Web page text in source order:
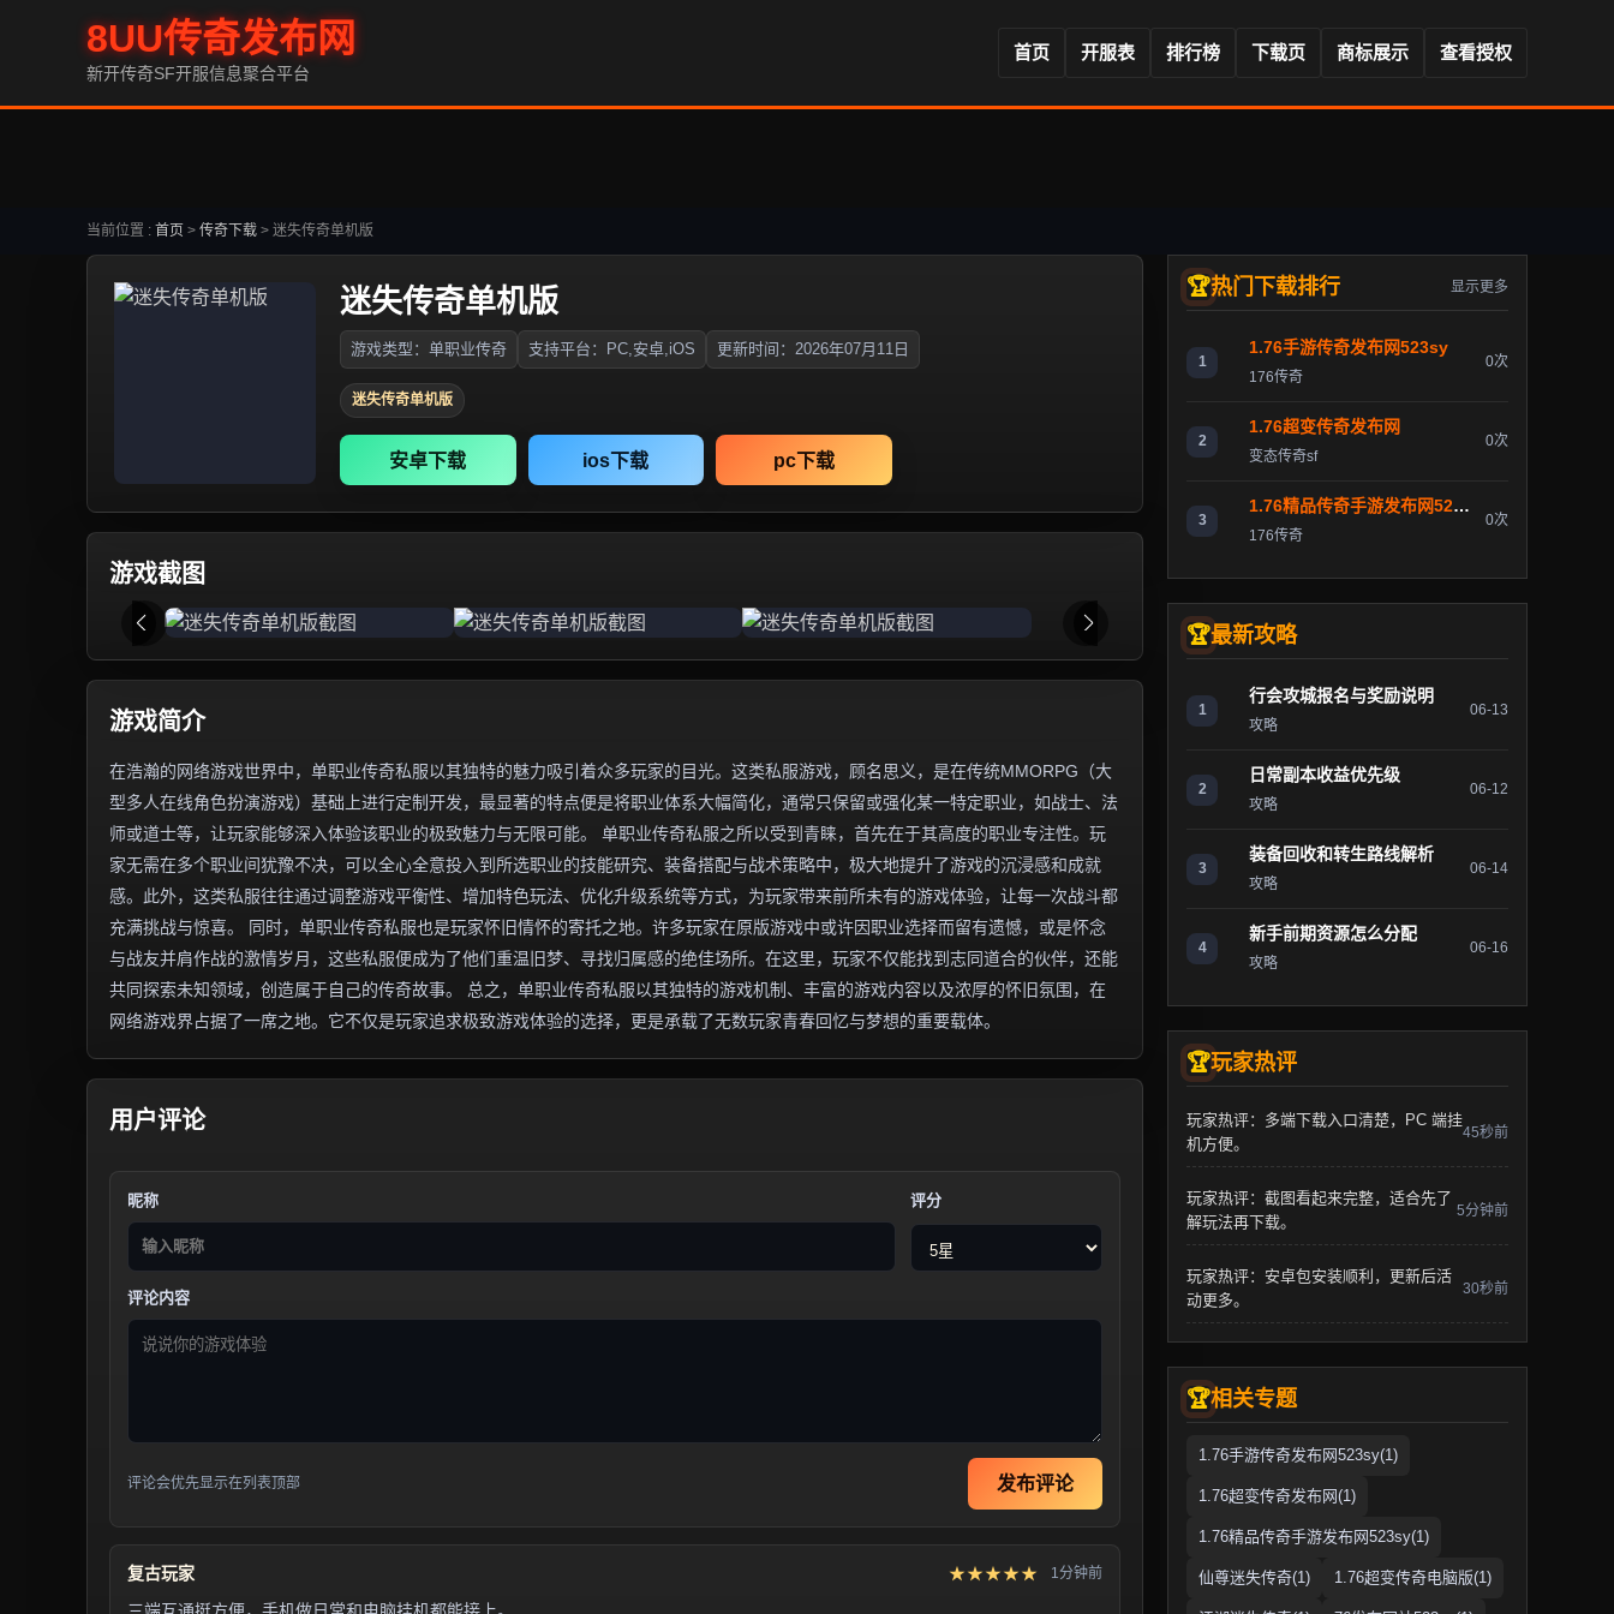
8UU传奇发布网
新开传奇SF开服信息聚合平台
首页 开服表 排行榜 下载页 商标展示 查看授权
当前位置 : 首页 > 传奇下载 > 迷失传奇单机版
迷失传奇单机版
游戏类型：单职业传奇 支持平台：PC,安卓,iOS 更新时间：2026年07月11日
迷失传奇单机版
安卓下载 ios下载 pc下载
游戏截图
游戏简介
在浩瀚的网络游戏世界中，单职业传奇私服以其独特的魅力吸引着众多玩家的目光。这类私服游戏，顾名思义，是在传统MMORPG（大
型多人在线角色扮演游戏）基础上进行定制开发，最显著的特点便是将职业体系大幅简化，通常只保留或强化某一特定职业，如战士、法
师或道士等，让玩家能够深入体验该职业的极致魅力与无限可能。 单职业传奇私服之所以受到青睐，首先在于其高度的职业专注性。玩
家无需在多个职业间犹豫不决，可以全心全意投入到所选职业的技能研究、装备搭配与战术策略中，极大地提升了游戏的沉浸感和成就
感。此外，这类私服往往通过调整游戏平衡性、增加特色玩法、优化升级系统等方式，为玩家带来前所未有的游戏体验，让每一次战斗都
充满挑战与惊喜。 同时，单职业传奇私服也是玩家怀旧情怀的寄托之地。许多玩家在原版游戏中或许因职业选择而留有遗憾，或是怀念
与战友并肩作战的激情岁月，这些私服便成为了他们重温旧梦、寻找归属感的绝佳场所。在这里，玩家不仅能找到志同道合的伙伴，还能
共同探索未知领域，创造属于自己的传奇故事。 总之，单职业传奇私服以其独特的游戏机制、丰富的游戏内容以及浓厚的怀旧氛围，在
网络游戏界占据了一席之地。它不仅是玩家追求极致游戏体验的选择，更是承载了无数玩家青春回忆与梦想的重要载体。
用户评论
昵称 评分
评论内容
评论会优先显示在列表顶部 发布评论
复古玩家 ★★★★★ 1分钟前
热门下载排行 显示更多
1
1.76手游传奇发布网523sy
176传奇
0次
2
1.76超变传奇发布网
变态传奇sf
0次
3
1.76精品传奇手游发布网523sy
176传奇
0次
最新攻略
1
行会攻城报名与奖励说明
攻略
06-13
2
日常副本收益优先级
攻略
06-12
3
装备回收和转生路线解析
攻略
06-14
4
新手前期资源怎么分配
攻略
06-16
玩家热评
玩家热评：多端下载入口清楚，PC 端挂
机方便。
45秒前
玩家热评：截图看起来完整，适合先了
解玩法再下载。
5分钟前
玩家热评：安卓包安装顺利，更新后活
动更多。
30秒前
相关专题
1.76手游传奇发布网523sy(1)
1.76超变传奇发布网(1)
1.76精品传奇手游发布网523sy(1)
仙尊迷失传奇(1) 1.76超变传奇电脑版(1)